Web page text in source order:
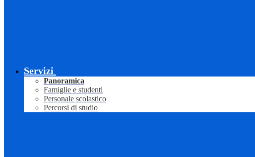
Servizi
Panoramica
Famiglie e studenti
Personale scolastico
Percorsi di studio